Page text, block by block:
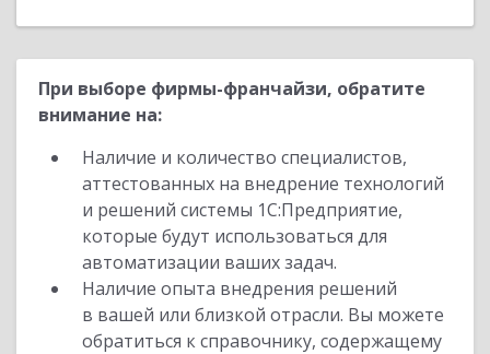
При выборе фирмы-франчайзи, обратите
внимание на:
Наличие и количество специалистов,
аттестованных на внедрение технологий
и решений системы 1С:Предприятие,
которые будут использоваться для
автоматизации ваших задач.
Наличие опыта внедрения решений
в вашей или близкой отрасли. Вы можете
обратиться к справочнику, содержащему